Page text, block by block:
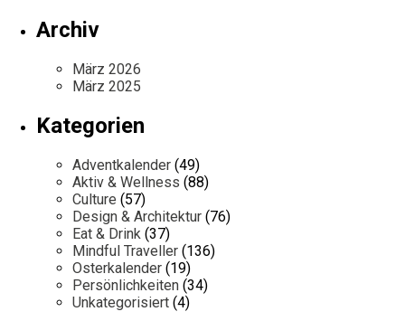
Archiv
März 2026
März 2025
Kategorien
Adventkalender (49)
Aktiv & Wellness (88)
Culture (57)
Design & Architektur (76)
Eat & Drink (37)
Mindful Traveller (136)
Osterkalender (19)
Persönlichkeiten (34)
Unkategorisiert (4)